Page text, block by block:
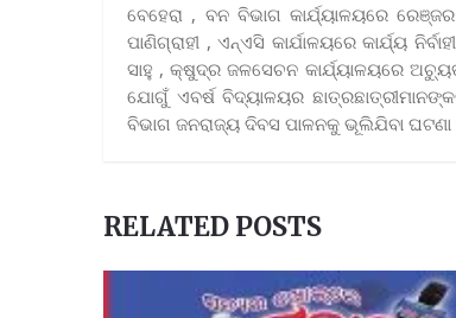
ବେହେରା , ବନ ବିଭାଗ କାର୍ଯ୍ୟାଳୟରେ
ପାଣିଗ୍ରାହୀ , ଏନ୍ଏସି କାର୍ଯାଳୟରେ କାର୍ଯ୍ୟ
ସାହୁ , କ୍ଷୁଦ୍ର ଜଳସେଚନ କାର୍ଯ୍ୟାଳୟରେ
ଯୋଗୁଁ ଏବର୍ଷ ବିଦ୍ୟାଳୟର
ବିଭାଗ ଜନରାଜ୍ୟ ଦିବସ ପାଳନକୁ ଭୂଲିଯିବା ଘଟଣା
RELATED POSTS